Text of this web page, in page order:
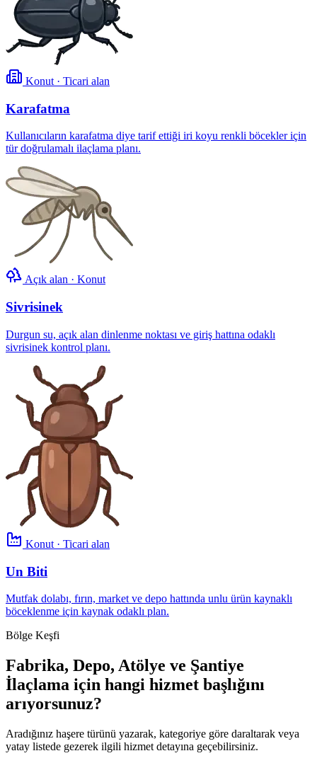
Konut · Ticari alan
Karafatma
Kullanıcıların karafatma diye tarif ettiği iri koyu renkli böcekler için
tür doğrulamalı ilaçlama planı.
Açık alan · Konut
Sivrisinek
Durgun su, açık alan dinlenme noktası ve giriş hattına odaklı
sivrisinek kontrol planı.
Konut · Ticari alan
Un Biti
Mutfak dolabı, fırın, market ve depo hattında unlu ürün kaynaklı
böceklenme için kaynak odaklı plan.
Bölge Keşfi
Fabrika, Depo, Atölye ve Şantiye
İlaçlama için hangi hizmet başlığını
arıyorsunuz?
Aradığınız haşere türünü yazarak, kategoriye göre daraltarak veya
yatay listede gezerek ilgili hizmet detayına geçebilirsiniz.